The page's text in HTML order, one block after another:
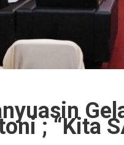
; “Kita